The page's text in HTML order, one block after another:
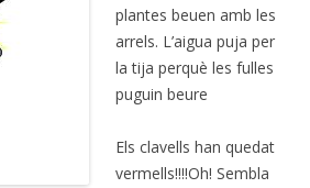
plantes beuen amb les
arrels. L’aigua puja per
la tija perquè les fulles
puguin beure
Els clavells han quedat
vermells!!!!Oh! Sembla